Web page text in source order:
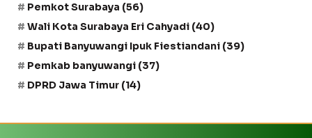
Pemkot Surabaya (56)
Wali Kota Surabaya Eri Cahyadi (40)
Bupati Banyuwangi Ipuk Fiestiandani (39)
Pemkab banyuwangi (37)
DPRD Jawa Timur (14)